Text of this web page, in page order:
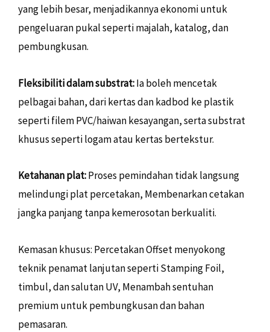
yang lebih besar, menjadikannya ekonomi untuk
pengeluaran pukal seperti majalah, katalog, dan
pembungkusan.
Fleksibiliti dalam substrat:Ia boleh mencetak
pelbagai bahan, dari kertas dan kadbod ke plastik
seperti filem PVC/haiwan kesayangan, serta substrat
khusus seperti logam atau kertas bertekstur.
Ketahanan plat:Proses pemindahan tidak langsung
melindungi plat percetakan, Membenarkan cetakan
jangka panjang tanpa kemerosotan berkualiti.
Kemasan khusus: Percetakan Offset menyokong
teknik penamat lanjutan seperti Stamping Foil,
timbul, dan salutan UV, Menambah sentuhan
premium untuk pembungkusan dan bahan
pemasaran.